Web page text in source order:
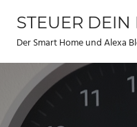
Inhalt
springen
STEUER DEIN
Der Smart Home und Alexa